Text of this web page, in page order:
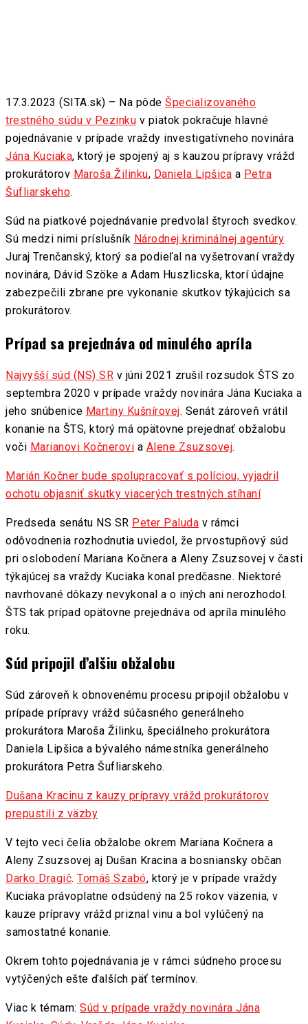
17.3.2023 (SITA.sk) – Na pôde Špecializovaného
trestného súdu v Pezinku v piatok pokračuje hlavné
pojednávanie v prípade vraždy investigatívneho novinára
Jána Kuciaka, ktorý je spojený aj s kauzou prípravy vrážd
prokurátorov Maroša Žilinku, Daniela Lipšica a Petra
Šufliarskeho.
Súd na piatkové pojednávanie predvolal štyroch svedkov.
Sú medzi nimi príslušník Národnej kriminálnej agentúry
Juraj Trenčanský, ktorý sa podieľal na vyšetrovaní vraždy
novinára, Dávid Szöke a Adam Huszlicska, ktorí údajne
zabezpečili zbrane pre vykonanie skutkov týkajúcich sa
prokurátorov.
Prípad sa prejednáva od minulého apríla
Najvyšší súd (NS) SR v júni 2021 zrušil rozsudok ŠTS zo
septembra 2020 v prípade vraždy novinára Jána Kuciaka a
jeho snúbenice Martiny Kušnírovej. Senát zároveň vrátil
konanie na ŠTS, ktorý má opätovne prejednať obžalobu
voči Marianovi Kočnerovi a Alene Zsuzsovej.
Marián Kočner bude spolupracovať s políciou, vyjadril
ochotu objasniť skutky viacerých trestných stíhaní
Predseda senátu NS SR Peter Paluda v rámci
odôvodnenia rozhodnutia uviedol, že prvostupňový súd
pri oslobodení Mariana Kočnera a Aleny Zsuzsovej v časti
týkajúcej sa vraždy Kuciaka konal predčasne. Niektoré
navrhované dôkazy nevykonal a o iných ani nerozhodol.
ŠTS tak prípad opätovne prejednáva od apríla minulého
roku.
Súd pripojil ďalšiu obžalobu
Súd zároveň k obnovenému procesu pripojil obžalobu v
prípade prípravy vrážd súčasného generálneho
prokurátora Maroša Žilinku, špeciálneho prokurátora
Daniela Lipšica a bývalého námestníka generálneho
prokurátora Petra Šufliarskeho.
Dušana Kracinu z kauzy prípravy vrážd prokurátorov
prepustili z väzby
V tejto veci čelia obžalobe okrem Mariana Kočnera a
Aleny Zsuzsovej aj Dušan Kracina a bosniansky občan
Darko Dragič. Tomáš Szabó, ktorý je v prípade vraždy
Kuciaka právoplatne odsúdený na 25 rokov väzenia, v
kauze prípravy vrážd priznal vinu a bol vylúčený na
samostatné konanie.
Okrem tohto pojednávania je v rámci súdneho procesu
vytýčených ešte ďalších päť termínov.
Viac k témam: Súd v prípade vraždy novinára Jána